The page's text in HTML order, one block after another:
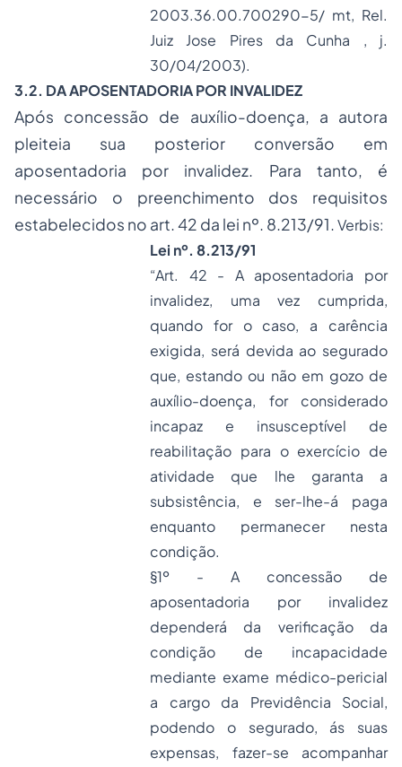
2003.36.00.700290-5/ mt, Rel.
Juiz Jose Pires da Cunha , j.
30/04/2003).
3.2. DA APOSENTADORIA POR INVALIDEZ
Após concessão de auxílio-doença, a autora
pleiteia sua posterior conversão em
aposentadoria por invalidez. Para tanto, é
necessário o preenchimento dos requisitos
estabelecidos no art. 42 da lei nº. 8.213/91.Verbis:
Lei nº. 8.213/91
“Art. 42 - A aposentadoria por
invalidez, uma vez cumprida,
quando for o caso, a carência
exigida, será devida ao segurado
que, estando ou não em gozo de
auxílio-doença, for considerado
incapaz e insusceptível de
reabilitação para o exercício de
atividade que lhe garanta a
subsistência, e ser-lhe-á paga
enquanto permanecer nesta
condição.
§1º - A concessão de
aposentadoria por invalidez
dependerá da verificação da
condição de incapacidade
mediante exame médico-pericial
a cargo da Previdência Social,
podendo o segurado, ás suas
expensas, fazer-se acompanhar